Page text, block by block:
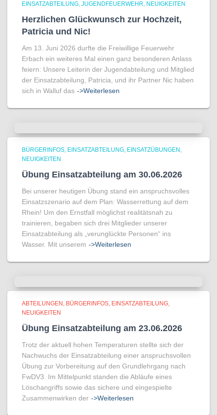
EINSATZABTEILUNG JUGENDFEUERWEHR NEUIGKEITEN
Herzlichen Glückwunsch zur Hochzeit,
Patricia und Nic!
Am 13. Juni 2026 durfte die Freiwillige Feuerwehr
Erbach ein weiteres Mal einen ganz besonderen Anlass
feiern: Unsere Leiterin der Jugendabteilung und Mitglied
der Einsatzabteilung, Patricia, und ihr Partner Nic haben
sich in Walluf das ->Weiterlesen
BÜRGERINFOS EINSATZABTEILUNG EINSATZÜBUNGEN
NEUIGKEITEN
Übung Einsatzabteilung am 30.06.2026
Bei unserer heutigen Übung stand ein anspruchsvolles
Einsatzszenario auf dem Plan: Wasserrettung auf dem
Rhein! Um den Ernstfall möglichst realitätsnah zu
trainieren, begaben sich drei Mitglieder unserer
Einsatzabteilung als „verunglückte Personen“ ins
Wasser. Mit unserem ->Weiterlesen
ABTEILUNGEN BÜRGERINFOS EINSATZABTEILUNG
NEUIGKEITEN
Übung Einsatzabteilung am 23.06.2026
Trotz der aktuell hohen Temperaturen stellte sich der
Nachwuchs der Einsatzabteilung einer anspruchsvollen
Übung zur Vorbereitung auf den Grundlehrgang nach
FwDV3. Im Mittelpunkt standen die Abläufe eines
Löschangriffs sowie das sichere und eingespielte
Zusammenwirken der ->Weiterlesen